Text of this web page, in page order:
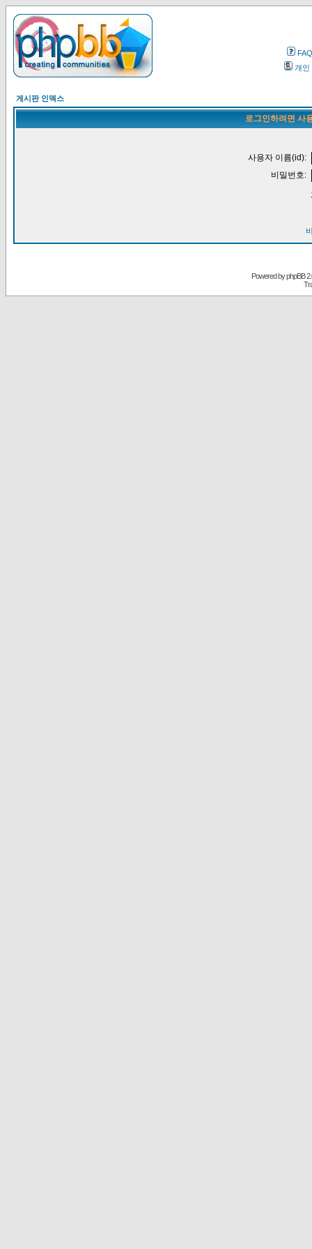
FAQ
개인
게시판 인덱스
로그인하려면 사
사용자 이름(id):
비밀번호:
Powered byphpBB